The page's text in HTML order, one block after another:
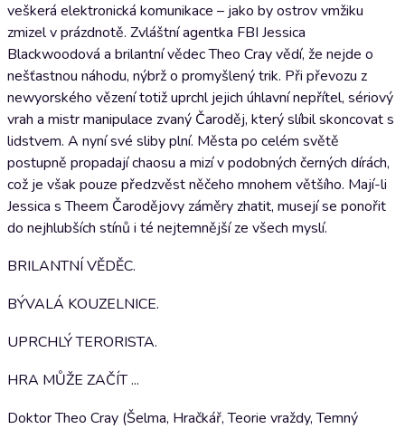
veškerá elektronická komunikace – jako by ostrov vmžiku
zmizel v prázdnotě. Zvláštní agentka FBI Jessica
Blackwoodová a brilantní vědec Theo Cray vědí, že nejde o
nešťastnou náhodu, nýbrž o promyšlený trik. Při převozu z
newyorského vězení totiž uprchl jejich úhlavní nepřítel, sériový
vrah a mistr manipulace zvaný Čaroděj, který slíbil skoncovat s
lidstvem. A nyní své sliby plní. Města po celém světě
postupně propadají chaosu a mizí v podobných černých dírách,
což je však pouze předzvěst něčeho mnohem většího. Mají-li
Jessica s Theem Čarodějovy záměry zhatit, musejí se ponořit
do nejhlubších stínů i té nejtemnější ze všech myslí.
BRILANTNÍ VĚDĚC.
BÝVALÁ KOUZELNICE.
UPRCHLÝ TERORISTA.
HRA MŮŽE ZAČÍT ...
Doktor Theo Cray (Šelma, Hračkář, Teorie vraždy, Temný